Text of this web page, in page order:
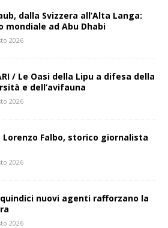
dalla Svizzera all’Alta Langa:
mondiale ad Abu Dhabi
2026
/ Le Oasi della Lipu a difesa della
e dell’avifauna
2026
Lorenzo Falbo, storico giornalista
2026
quindici nuovi agenti rafforzano la
2026